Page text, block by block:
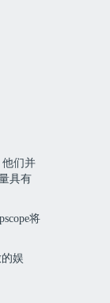
他们并
具有
将
娱